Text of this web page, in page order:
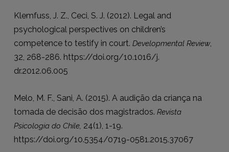
Klemfuss, J. Z., Ceci, S. J. (2012). Legal and
psychological perspectives on children’s
competence to testify in court. Developmental Review,
32, 268-286. https://doi.org/10.1016/j.
dr.2012.06.005
Melo, M. F., Sani, A. (2015). A audição da criança na
tomada de decisão dos magistrados. Revista
Psicologia do Chile, 24(1), 1-19.
https://doi.org/10.5354/0719-0581.2015.37067